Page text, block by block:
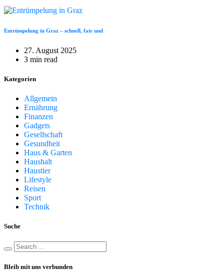
Entrümpelung in Graz – schnell, fair und
27. August 2025
3 min read
Kategorien
Allgemein
Ernährung
Finanzen
Gadgets
Gesellschaft
Gesundheit
Haus & Garten
Haushalt
Haustier
Lifestyle
Reisen
Sport
Technik
Suche
Bleib mit uns verbunden